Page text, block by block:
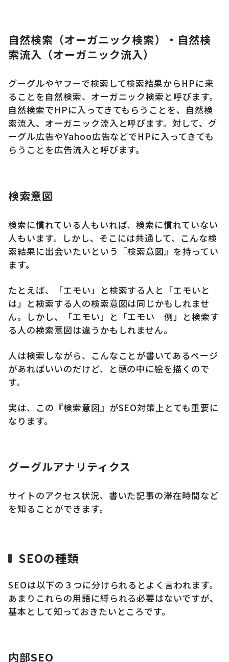
自然検索（オーガニック検索）・自然検
索流入（オーガニック流入）
グーグルやヤフーで検索して検索結果からHPに来
ることを自然検索、オーガニック検索と呼びます。
自然検索でHPに入ってきてもらうことを、自然検
索流入、オーガニック流入と呼びます。対して、グ
ーグル広告やYahoo広告などでHPに入ってきても
らうことを広告流入と呼びます。
検索意図
検索に慣れている人もいれば、検索に慣れていない
人もいます。しかし、そこには共通して、こんな検
索結果に出会いたいという『検索意図』を持ってい
ます。
たとえば、「エモい」と検索する人と「エモいと
は」と検索する人の検索意図は同じかもしれませ
ん。しかし、「エモい」と「エモい 例」と検索す
る人の検索意図は違うかもしれません。
人は検索しながら、こんなことが書いてあるページ
があればいいのだけど、と頭の中に絵を描くので
す。
実は、この『検索意図』がSEO対策上とても重要に
なります。
グーグルアナリティクス
サイトのアクセス状況、書いた記事の滞在時間など
を知ることができます。
SEOの種類
SEOは以下の３つに分けられるとよく言われます。
あまりこれらの用語に縛られる必要はないですが、
基本として知っておきたいところです。
内部SEO